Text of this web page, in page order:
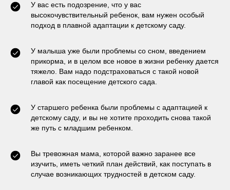
У вас есть подозрение, что у вас
высокочувствительный ребенок, вам нужен особый
подход в плавной адаптации к детскому саду.
У малыша уже были проблемы со сном, введением
прикорма, и в целом все новое в жизни ребенку дается
тяжело. Вам надо подстраховаться с такой новой
главой как посещение детского сада.
У старшего ребенка были проблемы с адаптацией к
детскому саду, и вы не хотите проходить снова такой
же путь с младшим ребенком.
Вы тревожная мама, которой важно заранее все
изучить, иметь четкий план действий, как поступать в
случае возникающих трудностей в детском саду.